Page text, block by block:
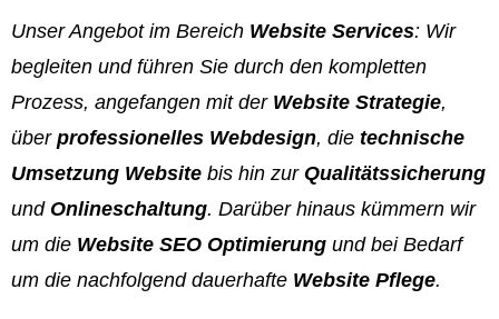
Unser Angebot im Bereich Website Services: Wir
begleiten und führen Sie durch den kompletten
Prozess, angefangen mit der Website Strategie,
überprofessionelles Webdesign, die technische
Umsetzung Website bis hin zur Qualitätssicherung
und Onlineschaltung. Darüber hinaus kümmern wir
um die Website SEO Optimierung und bei Bedarf
um die nachfolgend dauerhafte Website Pflege.